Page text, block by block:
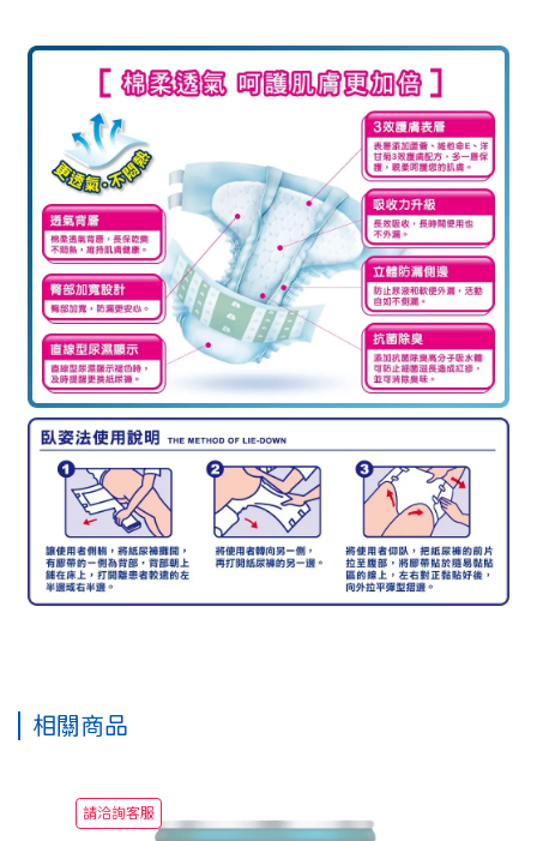
相關商品
請洽詢客服